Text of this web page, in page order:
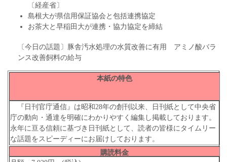
〔経産省〕
島根大が県信用保証協会と包括連携協定
お茶大と早稲田大が連携・協力協定を締結
〔今日の話題〕豚舎汚水処理の水質改善に有用 アミノ酸バラ
ンス改善飼料の給与
本紙の特色
『日刊官庁通信』は昭和28年の創刊以来、日刊紙として中央省
庁の動向・通達を明確にわかりやすく編集し掲載しております。
永年に亘る信頼に基づき日刊紙として、読者の皆様にタイムリー
な話題をスピーディーにお届けしております。
購読料金